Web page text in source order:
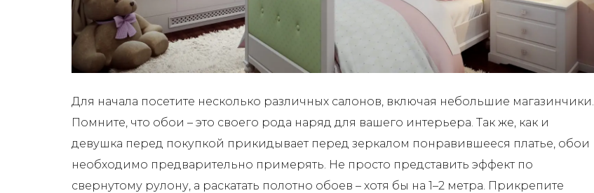
Для начала посетите несколько различных салонов, включая небольшие магазинчики.
Помните, что обои – это своего рода наряд для вашего интерьера. Так же, как и
девушка перед покупкой прикидывает перед зеркалом понравившееся платье, обои
необходимо предварительно примерять. Не просто представить эффект по
свернутому рулону, а раскатать полотно обоев – хотя бы на 1–2 метра. Прикрепите